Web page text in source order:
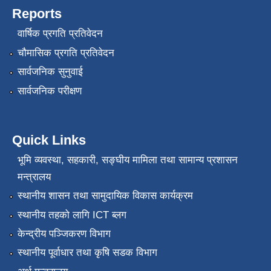
Reports
वार्षिक प्रगति प्रतिवेदन
चौमासिक प्रगति प्रतिवेदन
सार्वजनिक सुनुवाई
सार्वजनिक परीक्षण
Quick Links
भूमि व्यवस्था, सहकारी, सङ्‍घीय मामिला तथा सामान्य प्रशासन
मन्त्रालय
स्थानीय शासन तथा सामुदायिक विकास कार्यक्रम
स्थानीय तहको लागि ICT ब्लग
केन्द्रीय पञ्जिकरण विभाग
स्थानीय पूर्वाधार तथा कृषि सडक विभाग